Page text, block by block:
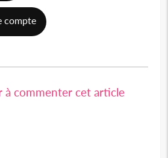
compte
à commenter cet article